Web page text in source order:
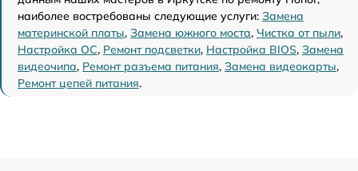
наиболее востребованы следующие услуги: Замена
материнской платы, Замена южного моста, Чистка от пыли,
Настройка ОС, Ремонт подсветки, Настройка BIOS, Замена
видеочипа, Ремонт разъема питания, Замена видеокарты,
Ремонт цепей питания.